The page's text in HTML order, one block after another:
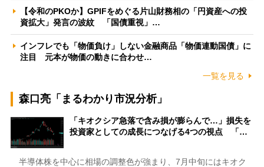
【令和のPKOか】GPIFをめぐる片山財務相の「円資産への投
資拡大」発言の波紋 「国債重視」…
インフレでも「物価負け」しない金融商品「物価連動国債」に
注目 元本が物価の動きに合わせ…
一覧を見る
森口亮「まるわかり市況分析」
「キオクシア急落で含み損が膨らんで…」損失を
投資家としての成長につなげる4つの視点 「…
半導体株を中心に相場の調整色が強まり、7月中旬にはキオク